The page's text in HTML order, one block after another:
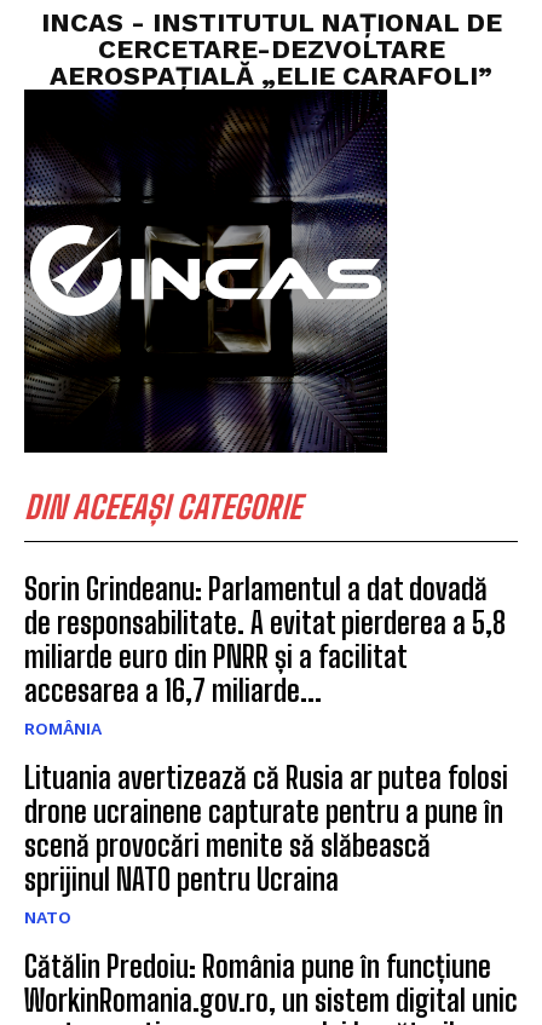
INCAS - INSTITUTUL NAȚIONAL DE
CERCETARE-DEZVOLTARE
AEROSPAȚIALĂ „ELIE CARAFOLI”
DIN ACEEAȘI CATEGORIE
Sorin Grindeanu: Parlamentul a dat dovadă
de responsabilitate. A evitat pierderea a 5,8
miliarde euro din PNRR și a facilitat
accesarea a 16,7 miliarde...
ROMÂNIA
Lituania avertizează că Rusia ar putea folosi
drone ucrainene capturate pentru a pune în
scenă provocări menite să slăbească
sprijinul NATO pentru Ucraina
NATO
Cătălin Predoiu: România pune în funcțiune
WorkinRomania.gov.ro, un sistem digital unic